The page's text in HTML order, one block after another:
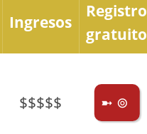
Ingresos
Registro
gratuito
$$$$$ ➼ ⊚